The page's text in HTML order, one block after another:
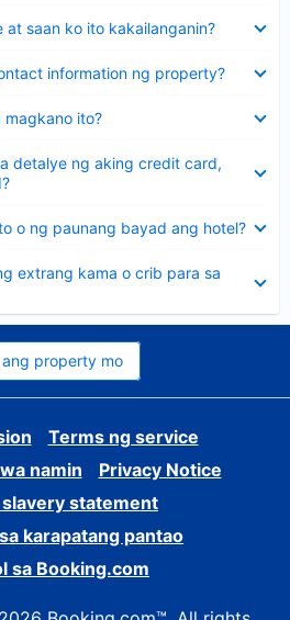
at saan ko ito kakailanganin?
information ng property?
magkano ito?
detalye ng aking credit card,
o ng paunang bayad ang hotel?
extrang kama o crib para sa
ang property mo
Terms ng service
namin
Privacy Notice
statement
karapatang pantao
sa Booking.com